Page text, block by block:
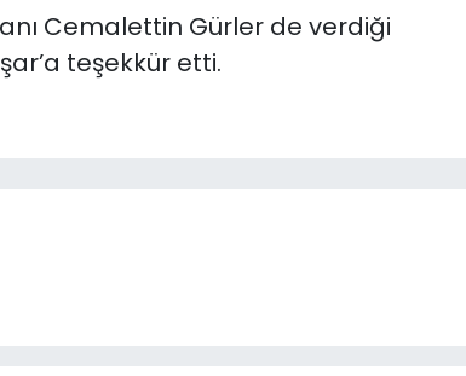
Cemalettin Gürler de verdiği
teşekkür etti.